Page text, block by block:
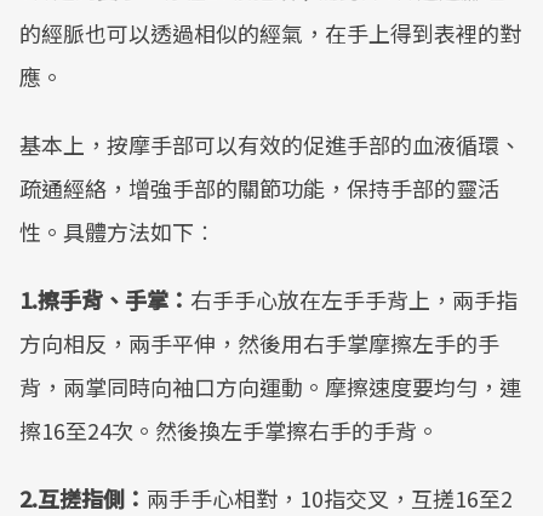
的經脈也可以透過相似的經氣，在手上得到表裡的對
應。
基本上，按摩手部可以有效的促進手部的血液循環、
疏通經絡，增強手部的關節功能，保持手部的靈活
性。具體方法如下︰
1.擦手背、手掌： 右手手心放在左手手背上，兩手指
方向相反，兩手平伸，然後用右手掌摩擦左手的手
背，兩掌同時向袖口方向運動。摩擦速度要均勻，連
擦16至24次。然後換左手掌擦右手的手背。
2.互搓指側： 兩手手心相對，10指交叉，互搓16至2